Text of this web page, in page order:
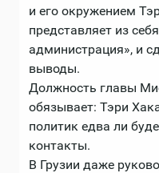
и его окружением
представляет из
администрация», и
выводы.
Должность главы
обязывает: Тэри
политик едва ли
контакты.
В Грузии даже